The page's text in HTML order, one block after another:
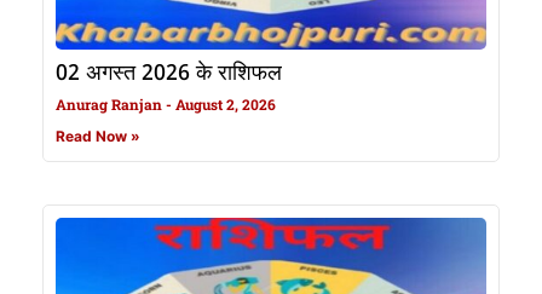
02 अगस्त 2026 के राशिफल
Anurag Ranjan August 2, 2026
Read Now »